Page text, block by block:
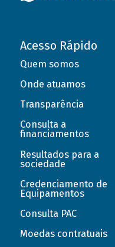
Acesso Rápido
Quem somos
Onde atuamos
Transparência
Consulta a
financiamentos
Resultados para a
sociedade
Credenciamento de
Equipamentos
Consulta PAC
Moedas contratuais